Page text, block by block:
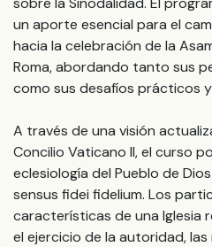
un aporte esencial para el
hacia la celebración de la
Roma, abordando tanto sus
como sus desafíos prácticos
A través de una visión
Concilio Vaticano II, el curso
eclesiología del Pueblo de
sensus fidei fidelium. Los
características de una Iglesia
el ejercicio de la autoridad,